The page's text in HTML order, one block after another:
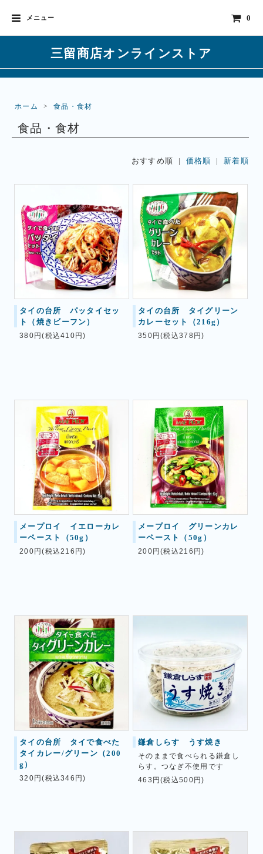
メニュー 0
三留商店オンラインストア
ホーム > 食品・食材
食品・食材
おすすめ順 | 価格順 | 新着順
タイの台所 パッタイセッ
ト（焼きビーフン）
380円(税込410円)
タイの台所 タイグリーン
カレーセット（216g）
350円(税込378円)
メープロイ イエローカレ
ーペースト（50g）
200円(税込216円)
メープロイ グリーンカレ
ーペースト（50g）
200円(税込216円)
タイの台所 タイで食べた
タイカレー/グリーン（200
g）
320円(税込346円)
鎌倉しらす うす焼き
そのままで食べられる鎌倉し
らす。つなぎ不使用です
463円(税込500円)